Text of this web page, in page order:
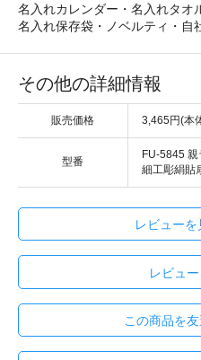
名入れカレンダー・名入れタオ
名入れ保存袋・ノベルティ・自
その他の詳細情報
販売価格 3,465円(本
型番
FU-5845
細工彫絹貼
レビュー
レビュ
この商品を